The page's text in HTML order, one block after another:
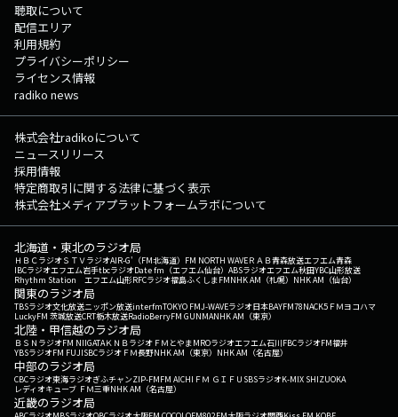
聴取について
配信エリア
利用規約
プライバシーポリシー
ライセンス情報
radiko news
株式会社radikoについて
ニュースリリース
採用情報
特定商取引に関する法律に基づく表示
株式会社メディアプラットフォームラボについて
北海道・東北のラジオ局
ＨＢＣラジオＳＴＶラジオAIR-G'（FM北海道） FM NORTH WAVEＲＡＢ青森放送エフエム青森
IBCラジオエフエム岩手tbcラジオDate fm（エフエム仙台） ABSラジオエフエム秋田YBC山形放送
Rhythm Station エフエム山形RFCラジオ福島ふくしまFMNHK AM（札幌） NHK AM（仙台）
関東のラジオ局
TBSラジオ文化放送ニッポン放送interfmTOKYO FMJ-WAVEラジオ日本BAYFM78NACK5 ＦＭヨコハマ
LuckyFM 茨城放送CRT栃木放送RadioBerryFM GUNMANHK AM（東京）
北陸・甲信越のラジオ局
ＢＳＮラジオFM NIIGATAＫＮＢラジオ ＦＭとやまMROラジオエフエム石川FBCラジオFM福井
YBSラジオFM FUJISBCラジオ ＦＭ長野NHK AM（東京） NHK AM（名古屋）
中部のラジオ局
CBCラジオ東海ラジオぎふチャンZIP-FMFM AICHI ＦＭ ＧＩＦＵ SBSラジオK-MIX SHIZUOKA
レディオキューブ ＦＭ三重NHK AM（名古屋）
近畿のラジオ局